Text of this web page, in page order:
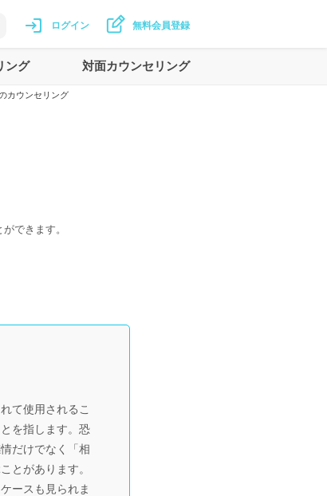
ログイン 無料会員登録
ング 対面カウンセリング
カウンセリング
できます。
て使用されるこ
を指します。恐
だけでなく「相
とがあります。
ースも見られま